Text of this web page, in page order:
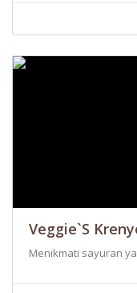
Veggie`S
Menikmati sayuran